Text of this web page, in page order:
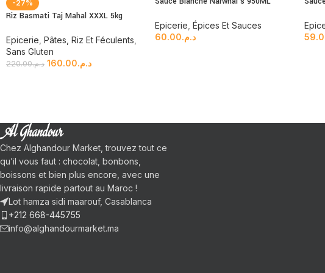
-27%
Riz Basmati Taj Mahal XXXL 5kg
Epicerie Pâtes, Riz Et Féculents
Sans Gluten
د.م.220.00 د.م.160.00
Epicerie Épices Et Sauces
د.م.60.00
Chez Alghandour Market, trouvez tout ce
qu’il vous faut : chocolat, bonbons,
boissons et bien plus encore, avec une
livraison rapide partout au Maroc !
Lot hamza sidi maarouf, Casablanca
+212 668-445755
info@alghandourmarket.ma